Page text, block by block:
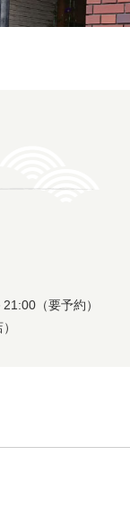
（要予約）